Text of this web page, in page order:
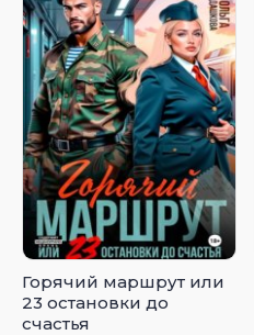
Горячий маршрут или
23 остановки до
счастья